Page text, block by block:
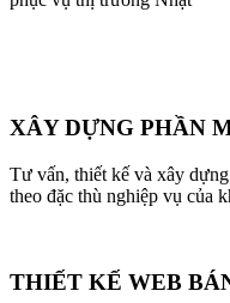
XÂY DỰNG PHẦN
Tư vấn, thiết kế và xây
theo đặc thù nghiệp vụ của
THIẾT KẾ WEB